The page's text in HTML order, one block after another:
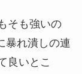
そも強いの
暴れ潰しの連
良いとこ